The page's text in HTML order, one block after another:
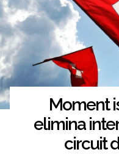
Moment
elimina
circuit